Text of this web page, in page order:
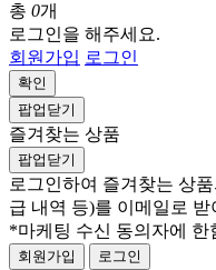
총 0개
로그인을 해주세요.
회원가입 로그인
확인
팝업닫기
즐겨찾는 상품
팝업닫기
로그인하여 즐겨찾는 상
급 내역 등)를 이메일로 받
*마케팅 수신 동의자에 한
회원가입 로그인